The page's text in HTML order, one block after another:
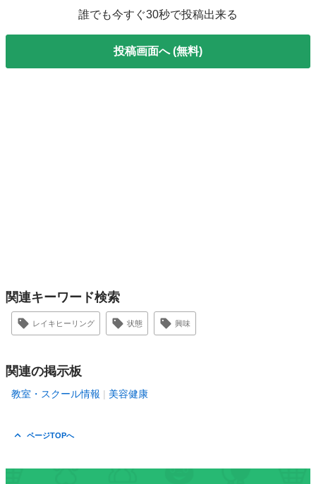
誰でも今すぐ30秒で投稿出来る
投稿画面へ (無料)
関連キーワード検索
レイキヒーリング 状態 興味
関連の掲示板
教室・スクール情報 美容健康
ページTOPへ